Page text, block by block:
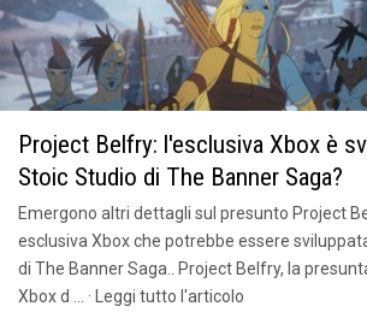
Project Belfry: l'esclusiva Xbox è
Stoic Studio di The Banner Saga?
Emergono altri dettagli sul presunto Project
esclusiva Xbox che potrebbe essere
di The Banner Saga.. Project Belfry, la
Xbox d … · Leggi tutto l'articolo